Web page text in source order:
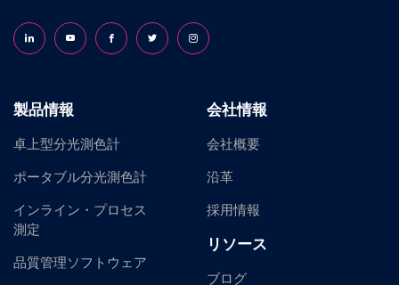
Follow us on LinkedInFollow us on YouTubeFollow us on Facebook
Follow us on X (formerly Twitter)
Follow us on Instagram
製品情報
卓上型分光測色計
ポータブル分光測色計
インライン・プロセス
測定
品質管理ソフトウェア
会社情報
会社概要
沿革
採用情報
リソース
ブログ